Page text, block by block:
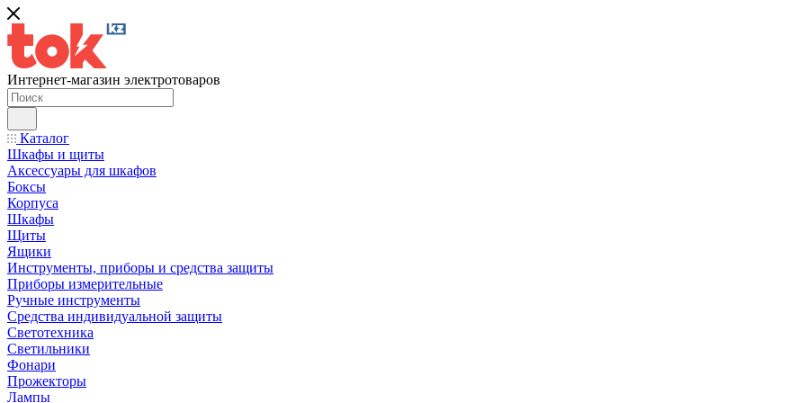
Интернет-магазин электротоваров
Каталог
Шкафы и щиты
Аксессуары для шкафов
Боксы
Корпуса
Шкафы
Щиты
Ящики
Инструменты, приборы и средства защиты
Приборы измерительные
Ручные инструменты
Средства индивидуальной защиты
Светотехника
Светильники
Фонари
Прожекторы
Лампы